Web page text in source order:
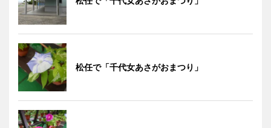
松任で「千代女あさがおまつり」